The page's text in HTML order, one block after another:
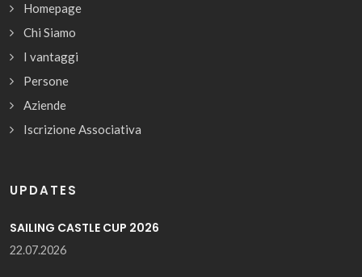
Homepage
Chi Siamo
I vantaggi
Persone
Aziende
Iscrizione Associativa
UPDATES
SAILING CASTLE CUP 2026
22.07.2026